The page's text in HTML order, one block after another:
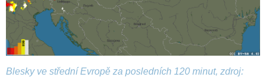
Blesky ve střední Evropě za posledních 120 minut, zdroj: